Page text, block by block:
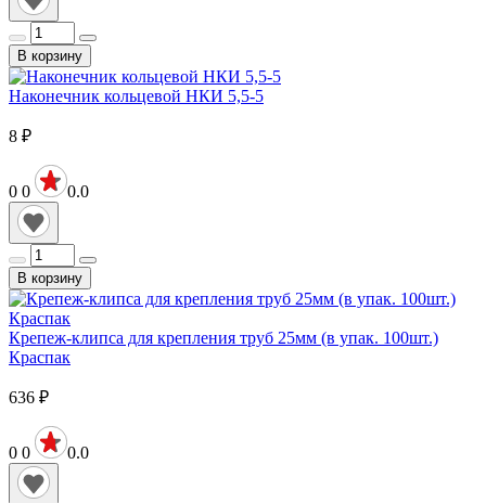
В корзину
Наконечник кольцевой НКИ 5,5-5
8 ₽
0 0 0.0
В корзину
Крепеж-клипса для крепления труб 25мм (в упак. 100шт.)
Краспак
636 ₽
0 0 0.0